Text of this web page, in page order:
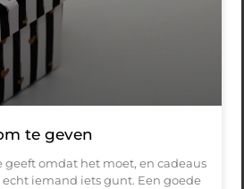
te geven
geeft omdat het moet, en cadeaus
iemand iets gunt. Een goede